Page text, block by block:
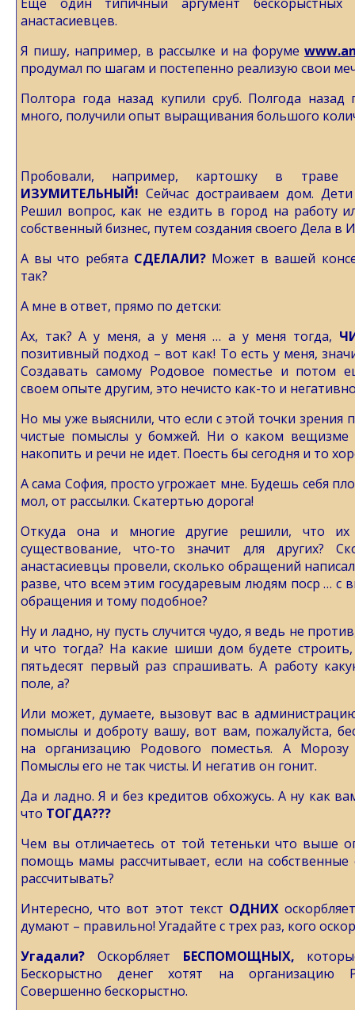
анастасиевцев.
Я пишу, например, в рассылке и на форуме
продумал по шагам и постепенно реализую свои
Полтора года назад купили сруб. Полгода назад
много, получили опыт выращивания большого
Пробовали, например, картошку в
ИЗУМИТЕЛЬНЫЙ! Сейчас достраиваем дом.
Решил вопрос, как не ездить в город на работу
собственный бизнес, путем создания своего Дела в
А вы что ребята СДЕЛАЛИ?Может в вашей
так?
А мне в ответ, прямо по детски:
Ах, так? А у меня, а у меня … а у меня тогда,
позитивный подход – вот как! То есть у меня,
Создавать самому Родовое поместье и потом
своем опыте другим, это нечисто как-то и
Но мы уже выяснили, что если с этой точки зрения
чистые помыслы у бомжей. Ни о каком вещизме
накопить и речи не идет. Поесть бы сегодня и то
А сама София, просто угрожает мне. Будешь себя
мол, от рассылки. Скатертью дорога!
Откуда она и многие другие решили, что
существование, что-то значит для других?
анастасиевцы провели, сколько обращений
разве, что всем этим государевым людям поср … с
обращения и тому подобное?
Ну и ладно, ну пусть случится чудо, я ведь не
и что тогда? На какие шиши дом будете
пятьдесят первый раз спрашивать. А работу
поле, а?
Или может, думаете, вызовут вас в
помыслы и доброту вашу, вот вам, пожалуйста,
на организацию Родового поместья. А
Помыслы его не так чисты. И негатив он гонит.
Да и ладно. Я и без кредитов обхожусь. А ну как
что ТОГДА???
Чем вы отличаетесь от той тетеньки что выше
помощь мамы рассчитывает, если на собственные
рассчитывать?
Интересно, что вот этот текст ОДНИХ
думают – правильно! Угадайте с трех раз, кого
Угадали? Оскорбляет БЕСПОМОЩНЫХ,
Бескорыстно денег хотят на организацию
Совершенно бескорыстно.